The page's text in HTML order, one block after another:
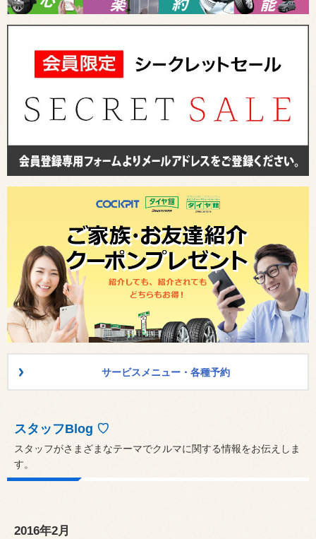
サービスメニュー・各種予約
スタッフBlog ♡
スタッフがさまざまなテーマでクルマに関する情報をお伝えしま
す。
2016年2月